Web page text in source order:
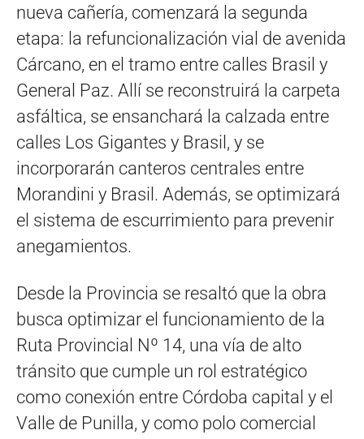
nueva cañería, comenzará la segunda
etapa: la refuncionalización vial de avenida
Cárcano, en el tramo entre calles Brasil y
General Paz. Allí se reconstruirá la carpeta
asfáltica, se ensanchará la calzada entre
calles Los Gigantes y Brasil, y se
incorporarán canteros centrales entre
Morandini y Brasil. Además, se optimizará
el sistema de escurrimiento para prevenir
anegamientos.
Desde la Provincia se resaltó que la obra
busca optimizar el funcionamiento de la
Ruta Provincial Nº 14, una vía de alto
tránsito que cumple un rol estratégico
como conexión entre Córdoba capital y el
Valle de Punilla, y como polo comercial